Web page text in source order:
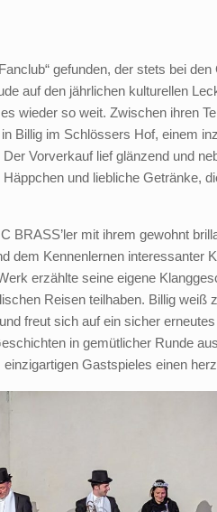
gefunden, der stets bei
auf den jährlichen kulturellen
wieder so weit. Zwischen ihren
Billig im Schlössers Hof, einem
Vorverkauf lief glänzend und
und liebliche Getränke,
BRASS’ler mit ihrem gewohnt
dem Kennenlernen interessanter
erzählte seine eigene
Reisen teilhaben. Billig weiß
freut sich auf ein sicher
in gemütlicher Runde
Gastspieles einen